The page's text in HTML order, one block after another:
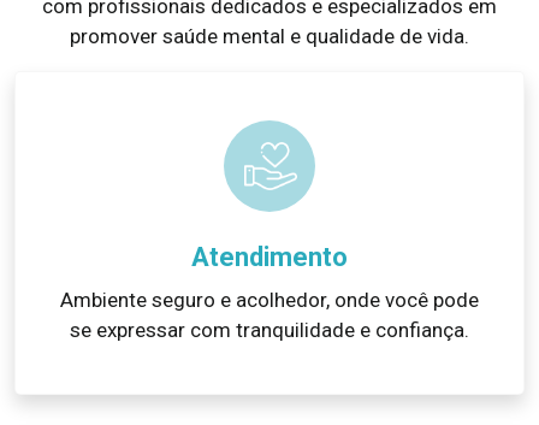
com profissionais dedicados e especializados em
promover saúde mental e qualidade de vida.
Atendimento
Ambiente seguro e acolhedor, onde você pode
se expressar com tranquilidade e confiança.